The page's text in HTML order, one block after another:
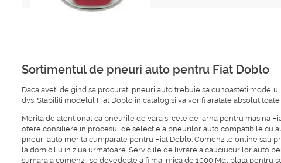
Sortimentul de pneuri auto pentru Fiat Doblo
Daca aveti de gind sa procurati pneuri auto trebuie sa cunoasteti
dvs. Stabiliti modelul Fiat Doblo in catalog si va vor fi aratate absolut
Merita de atentionat ca pneurile de vara si cele de iarna pentru masina
ofere consiliere in procesul de selectie a pneurilor auto compatibile cu
pneuri auto merita cumparate pentru Fiat Doblo. Comenzile online sau
la domiciliu in ziua urmatoare. Serviciile de livrare a cauciucurilor auto
sumara a comenzii se dovedeste a fi mai mica de 1000 Mdl plata pentru